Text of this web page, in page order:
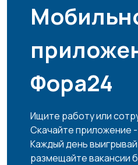
Фора24
Ищите работу или
Скачайте приложение
Каждый день
размещайте вакансии